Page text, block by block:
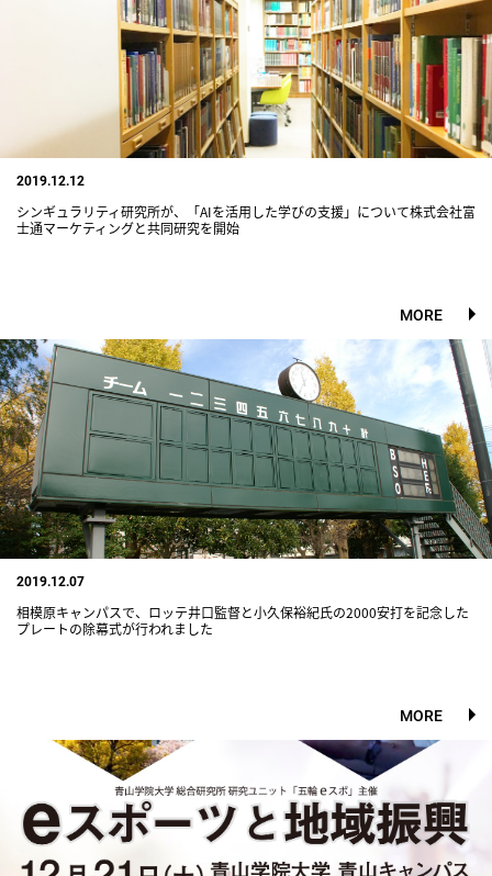
2019.12.12
シンギュラリティ研究所が、「AIを活用した学びの支援」について株式会社富
士通マーケティングと共同研究を開始
MORE
2019.12.07
相模原キャンパスで、ロッテ井口監督と小久保裕紀氏の2000安打を記念した
プレートの除幕式が行われました
MORE